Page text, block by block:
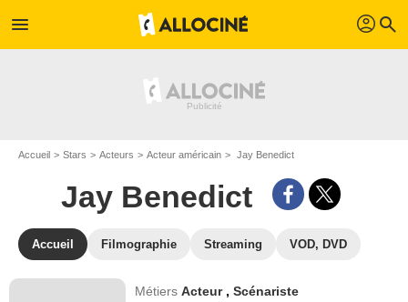
menu profil search
Accueil Stars Acteurs Acteur américain Jay Benedict
Jay Benedict
Accueil Filmographie Streaming VOD, DVD
MétiersActeur ,Scénariste